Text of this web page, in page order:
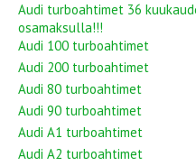
Audi turboahtimet 36
osamaksulla!!!
Audi 100 turboahtimet
Audi 200 turboahtimet
Audi 80 turboahtimet
Audi 90 turboahtimet
Audi A1 turboahtimet
Audi A2 turboahtimet